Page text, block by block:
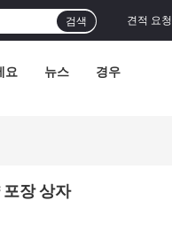
견적 요청
검색
요 뉴스 경우
장 상자